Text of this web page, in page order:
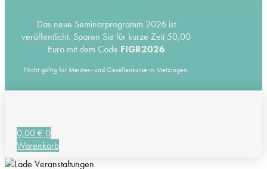
Das neue Seminarprogramm 2026 ist
veröffentlicht. Sparen Sie für kurze Zeit 50,00
Euro mit dem Code FIGR2026
Nicht gültig für Meister- und Gesellenkurse in Metzingen.
0,00€0
Warenkorb